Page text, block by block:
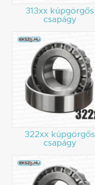
313xx kúpgörgős
csapágy
322xx kúpgörgős
csapágy